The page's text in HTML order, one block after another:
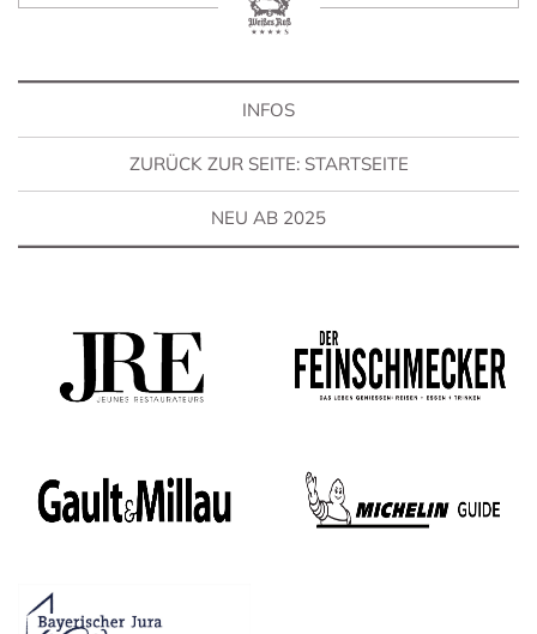
INFOS
ZURÜCK ZUR SEITE: STARTSEITE
NEU AB 2025